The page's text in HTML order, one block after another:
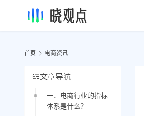
首页 电商资讯
文章导航
一、电商行业的指标
体系是什么？